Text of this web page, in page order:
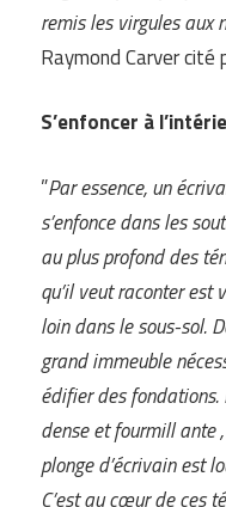
remis les virgules aux
Raymond Carver
S’enfoncer à
”Par essence, un
s’enfonce dans les
au plus profond des
qu’il veut raconter
loin dans le sous-sol.
grand immeuble
édifier des fondations.
dense et fourmill ante
plonge d’écrivain est
C’est au cœur de ces